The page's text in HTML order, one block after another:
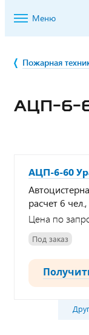
Меню
Пожарная
АЦП-6-
АЦП-6-60
расчет 6
Цена по
Под заказ